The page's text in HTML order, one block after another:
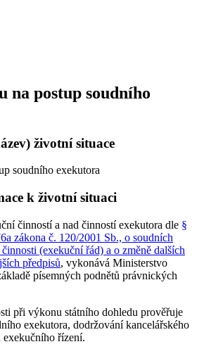
na postup soudního
životní situace
soudního exekutora
k životní situaci
činností a nad činností exekutora dle §
zákona č. 120/2001 Sb., o soudních
(exekuční řád) a o změně dalších
předpisů, vykonává Ministerstvo
písemných podnětů právnických
při výkonu státního dohledu prověřuje
exekutora, dodržování kancelářského
exekučního řízení.